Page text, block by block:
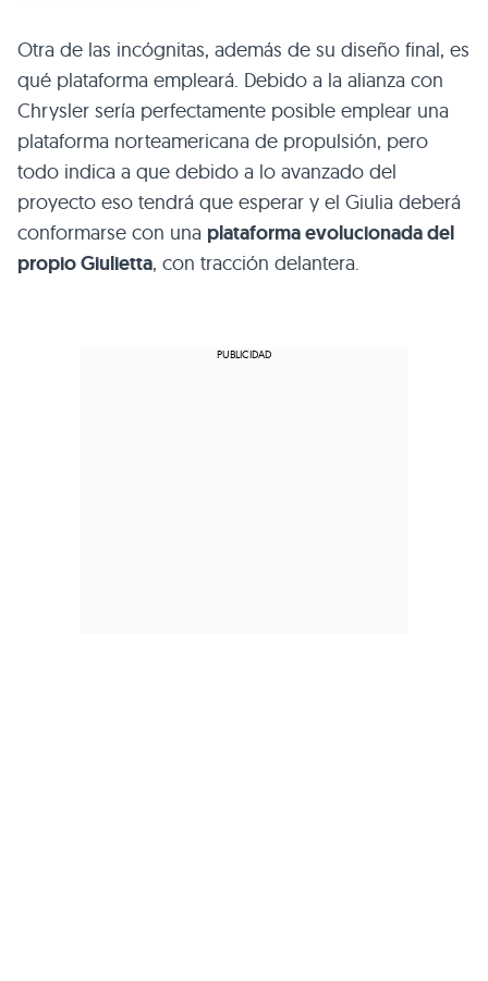
Otra de las incógnitas, además de su diseño final, es
qué plataforma empleará. Debido a la alianza con
Chrysler sería perfectamente posible emplear una
plataforma norteamericana de propulsión, pero
todo indica a que debido a lo avanzado del
proyecto eso tendrá que esperar y el Giulia deberá
conformarse con una plataforma evolucionada del
propio Giulietta, con tracción delantera.